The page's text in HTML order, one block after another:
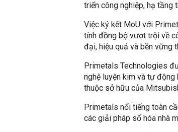
triển công nghiệp, hạ tầng
Việc ký kết MoU với
tính đồng bộ vượt trội về
đại, hiệu quả và bền vững
Primetals Technologies
nghệ luyện kim và tự
thuộc sở hữu của
Primetals nổi tiếng toàn
các giải pháp số hóa nhà